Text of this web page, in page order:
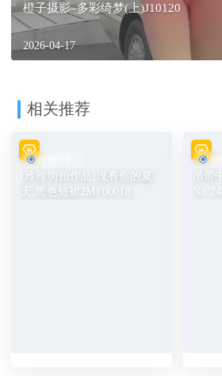
橙子摄影–多彩绮梦(上)J10120
2026-04-17
相关推荐
街拍分享
[玲玲街拍作品]没有你的夏
天,黑色短裙2MF00018
街
吊带